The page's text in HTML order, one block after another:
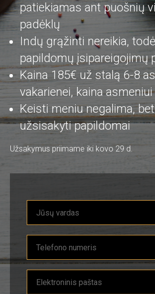
patiekiamas ant puošnių
padėklų
Indų grąžinti nereikia,
papildomų įsipareigojimų
Kaina 185€ už stalą 6-8
vakarienei, kaina
Keisti meniu negalima,
užsisakyti papildomai
Užsakymus priimame iki kovo 29 d.